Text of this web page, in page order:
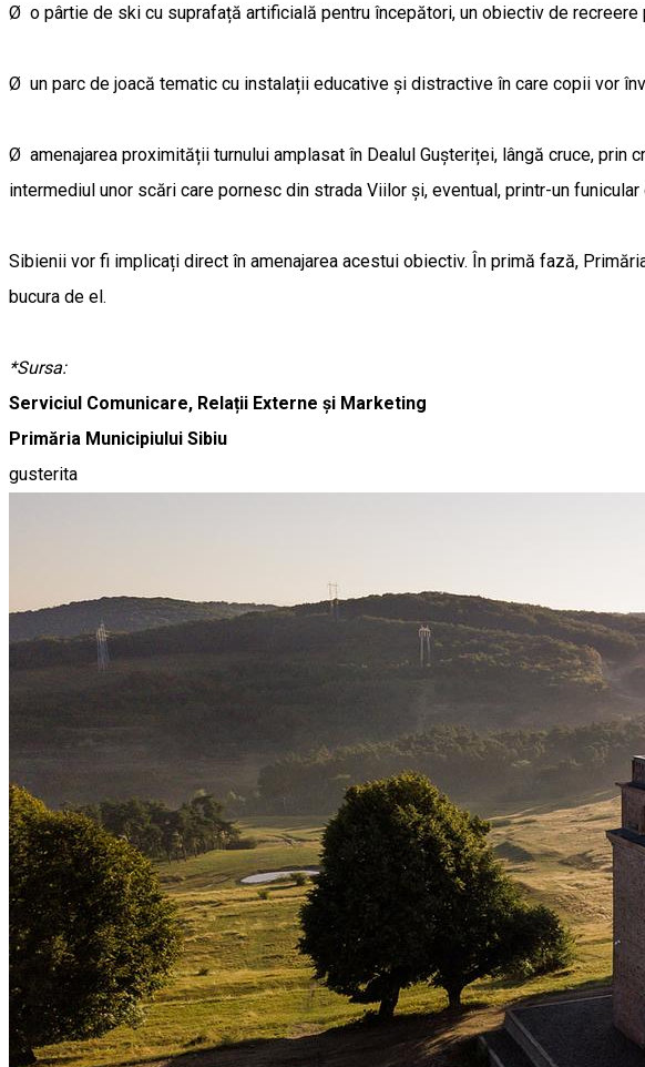
Ø o pârtie de ski cu suprafață artificială pentru începători, un obiectiv de
Ø un parc de joacă tematic cu instalații educative și distractive în care copii vor
Ø amenajarea proximității turnului amplasat în Dealul Gușteriței, lângă cruce,
intermediul unor scări care pornesc din strada Viilor și, eventual, printr-un
Sibienii vor fi implicați direct în amenajarea acestui obiectiv. În primă fază,
bucura de el.
*Sursa:
Serviciul Comunicare, Relații Externe și Marketing
Primăria Municipiului Sibiu
gusterita